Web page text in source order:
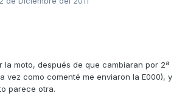
la moto, después de que cambiaran por 2ª
vez como comenté me enviaron la E000), y
parece otra.